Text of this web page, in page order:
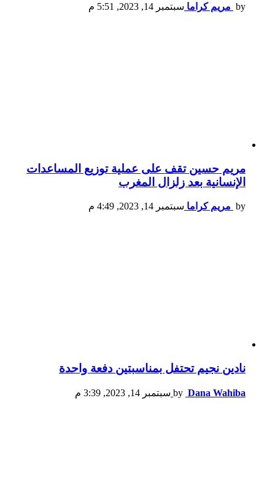
by مريم كراما سبتمبر 14, 2023, 5:51 م
مريم حسين تقف على عملية توزيع المساعدات
الإنسانية بعد زلزال المغرب
by مريم كراما سبتمبر 14, 2023, 4:49 م
نادين نجيم تحتفل بمناسبتين دفعة واحدة
by Dana Wahiba سبتمبر 14, 2023, 3:39 م